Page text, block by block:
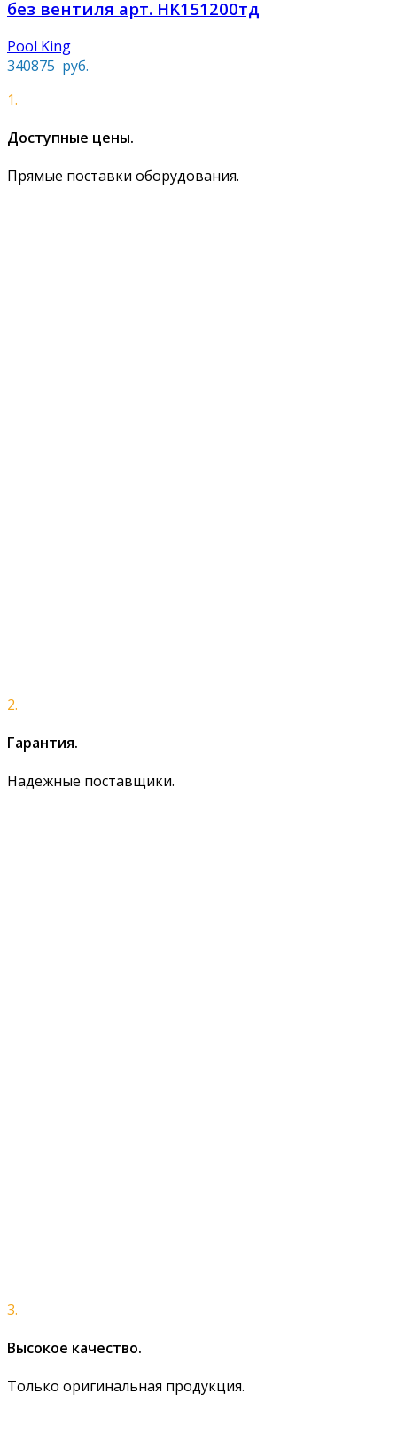
без вентиля арт. HK151200тд
Pool King
340875 руб.
1.
Доступные цены.
Прямые поставки оборудования.
2.
Гарантия.
Надежные поставщики.
3.
Высокое качество.
Только оригинальная продукция.